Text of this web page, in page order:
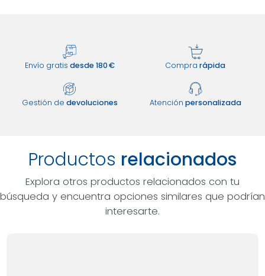
Envío gratis desde 180 € Comprarápida
Gestión de devoluciones Atención personalizada
Productos relacionados
Explora otros productos relacionados con tu
búsqueda y encuentra opciones similares que podrían
interesarte.